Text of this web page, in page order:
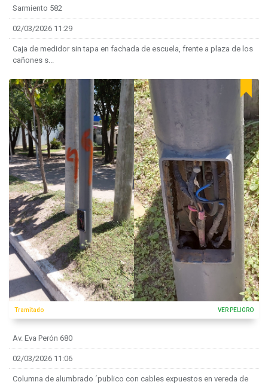
Sarmiento 582
02/03/2026 11:29
Caja de medidor sin tapa en fachada de escuela, frente a plaza de los
cañones s...
Tramitado VER PELIGRO
Av. Eva Perón 680
02/03/2026 11:06
Columna de alumbrado ´publico con cables expuestos en vereda de